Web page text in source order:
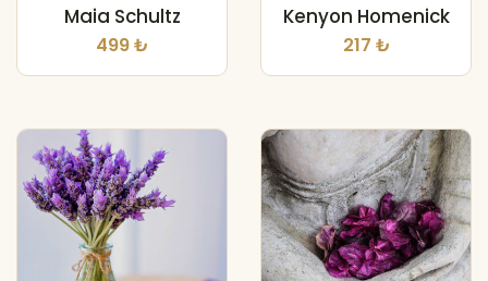
Maia Schultz
499 ₺
Kenyon Homenick
217 ₺